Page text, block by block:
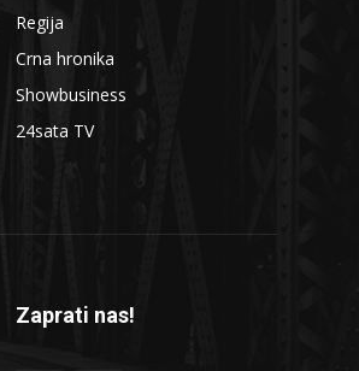
Regija
Crna hronika
Showbusiness
24sata TV
Zaprati nas!